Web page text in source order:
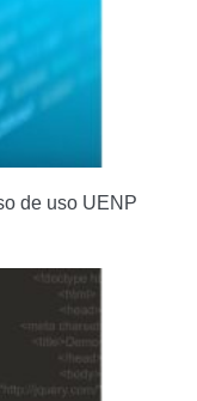
de uso UENP